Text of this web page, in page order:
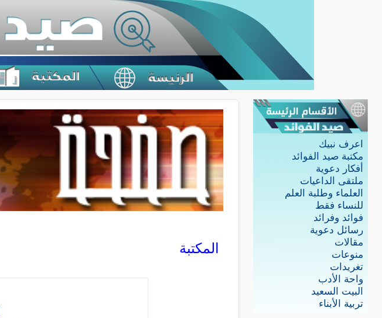
اعرف نبيك
مكتبة صيد الفوائد
أفكار دعوية
ملتقى الداعيات
العلماء وطلبة العلم
للنساء فقط
فوائد وفرائد
رسائل دعوية
مقالات
منوعات
تغريدات
واحة الأدب
البيت السعيد
تربية الأبناء
المكتبة